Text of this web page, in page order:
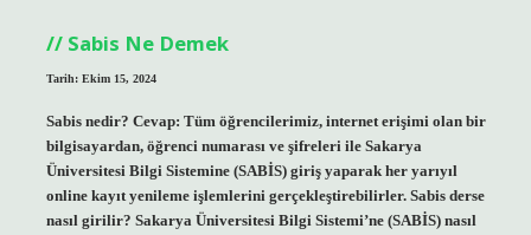
Sabis Ne Demek
Tarih: Ekim 15, 2024
Sabis nedir? Cevap: Tüm öğrencilerimiz, internet erişimi olan bir
bilgisayardan, öğrenci numarası ve şifreleri ile Sakarya
Üniversitesi Bilgi Sistemine (SABİS) giriş yaparak her yarıyıl
online kayıt yenileme işlemlerini gerçekleştirebilirler. Sabis derse
nasıl girilir? Sakarya Üniversitesi Bilgi Sistemi’ne (SABİS) nasıl